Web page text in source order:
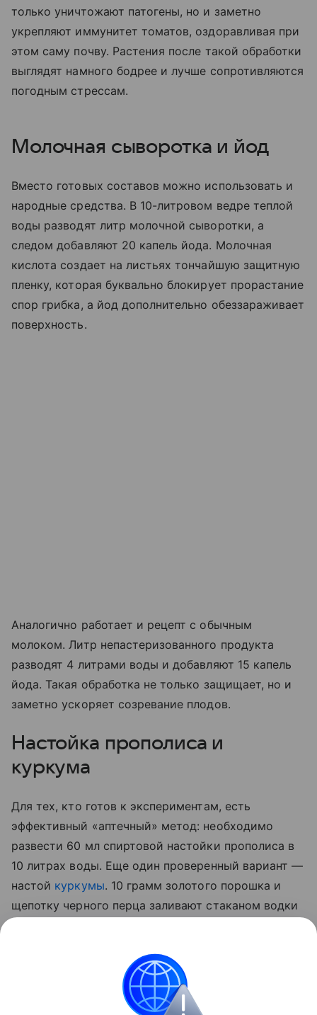
только уничтожают патогены, но и заметно
укрепляют иммунитет томатов, оздоравливая при
этом саму почву. Растения после такой обработки
выглядят намного бодрее и лучше сопротивляются
погодным стрессам.
Молочная сыворотка и йод
Вместо готовых составов можно использовать и
народные средства. В 10-литровом ведре теплой
воды разводят литр молочной сыворотки, а
следом добавляют 20 капель йода. Молочная
кислота создает на листьях тончайшую защитную
пленку, которая буквально блокирует прорастание
спор грибка, а йод дополнительно обеззараживает
поверхность.
Аналогично работает и рецепт с обычным
молоком. Литр непастеризованного продукта
разводят 4 литрами воды и добавляют 15 капель
йода. Такая обработка не только защищает, но и
заметно ускоряет созревание плодов.
Настойка прополиса и
куркума
Для тех, кто готов к экспериментам, есть
эффективный «аптечный» метод: необходимо
развести 60 мл спиртовой настойки прополиса в
10 литрах воды. Еще один проверенный вариант —
настой куркумы. 10 грамм золотого порошка и
щепотку черного перца заливают стаканом водки
опрыскивают стебли, а также листья с верхней и